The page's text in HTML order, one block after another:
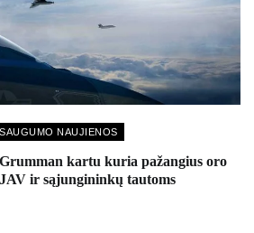
NAUJIENOS
kartu kuria pažangius oro
ir sąjungininkų tautoms